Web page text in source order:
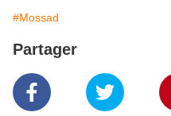
#Mossad
Partager